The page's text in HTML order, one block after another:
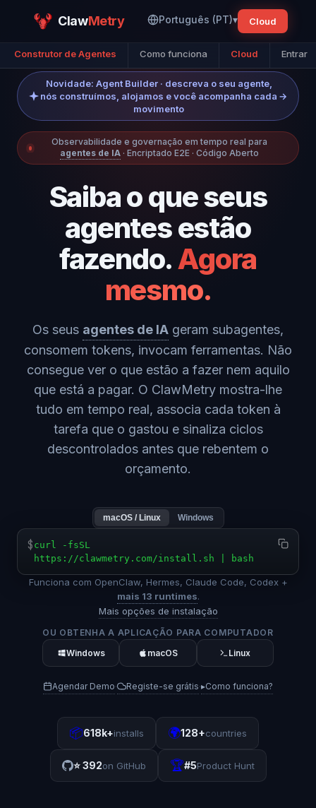
ClawMetry Português (PT)▾ Cloud
Construtor de Agentes Como funciona Cloud Entrar
Novidade: Agent Builder · descreva o seu agente,
nós construímos, alojamos e você acompanha cada
movimento
→
Observabilidade e governação em tempo real para
agentes de IA · Encriptado E2E · Código Aberto
Saiba o que seus
agentes estão
fazendo.Agora
mesmo.
Os seus agentes de IA geram subagentes,
consomem tokens, invocam ferramentas. Não
consegue ver o que estão a fazer nem aquilo
que está a pagar. O ClawMetry mostra-lhe
tudo em tempo real, associa cada token à
tarefa que o gastou e sinaliza ciclos
descontrolados antes que rebentem o
orçamento.
macOS / Linux Windows
$ curl -fsSL
https://clawmetry.com/install.sh | bash
Funciona com OpenClaw, Hermes, Claude Code, Codex +
mais 13 runtimes.
Mais opções de instalação
OU OBTENHA A APLICAÇÃO PARA COMPUTADOR
Windows
macOS Linux
Agendar Demo· Registe-se grátis·▸Como funciona?
📦618k+installs 🌍128+countries
⭐392on GitHub 🏆#5Product Hunt